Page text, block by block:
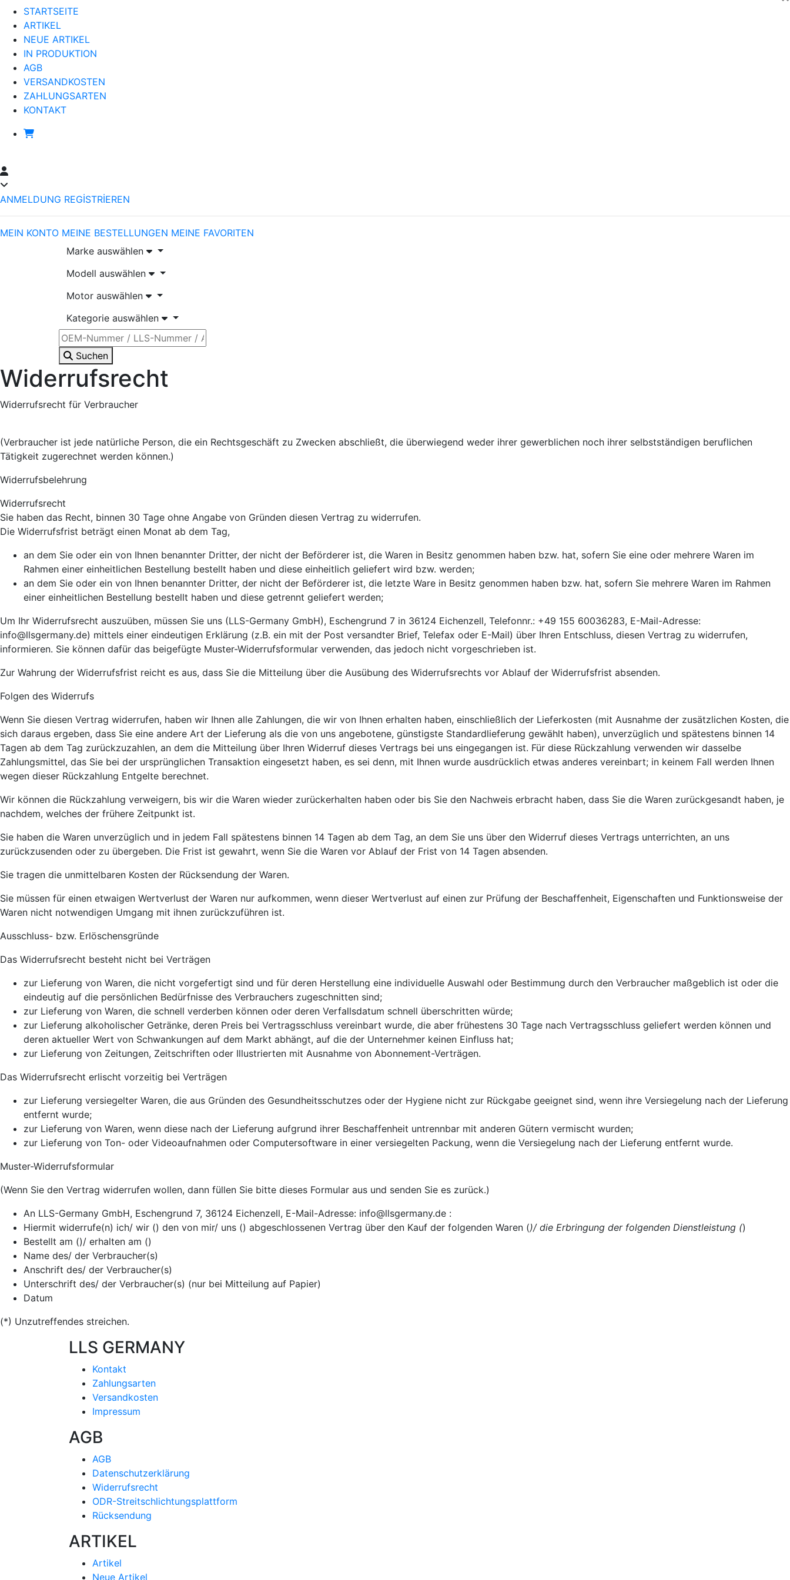
STARTSEITE
ARTIKEL
NEUE ARTIKEL
IN PRODUKTION
AGB
VERSANDKOSTEN
ZAHLUNGSARTEN
KONTAKT
ANMELDUNG REGİSTRİEREN
MEIN KONTO MEINE BESTELLUNGEN MEINE FAVORITEN
Marke auswählen
Modell auswählen
Motor auswählen
Kategorie auswählen
Suchen
Widerrufsrecht
Widerrufsrecht für Verbraucher
(Verbraucher ist jede natürliche Person, die ein Rechtsgeschäft zu Zwecken abschließt, die überwiegend weder ihrer gewerblichen noch ihrer selbstständigen beruflichen
Tätigkeit zugerechnet werden können.)
Widerrufsbelehrung
Widerrufsrecht
Sie haben das Recht, binnen 30 Tage ohne Angabe von Gründen diesen Vertrag zu widerrufen.
Die Widerrufsfrist beträgt einen Monat ab dem Tag,
an dem Sie oder ein von Ihnen benannter Dritter, der nicht der Beförderer ist, die Waren in Besitz genommen haben bzw. hat, sofern Sie eine oder mehrere Waren im
Rahmen einer einheitlichen Bestellung bestellt haben und diese einheitlich geliefert wird bzw. werden;
an dem Sie oder ein von Ihnen benannter Dritter, der nicht der Beförderer ist, die letzte Ware in Besitz genommen haben bzw. hat, sofern Sie mehrere Waren im Rahmen
einer einheitlichen Bestellung bestellt haben und diese getrennt geliefert werden;
Um Ihr Widerrufsrecht auszuüben, müssen Sie uns (LLS-Germany GmbH), Eschengrund 7 in 36124 Eichenzell, Telefonnr.: +49 155 60036283, E-Mail-Adresse:
info@llsgermany.de) mittels einer eindeutigen Erklärung (z.B. ein mit der Post versandter Brief, Telefax oder E-Mail) über Ihren Entschluss, diesen Vertrag zu widerrufen,
informieren. Sie können dafür das beigefügte Muster-Widerrufsformular verwenden, das jedoch nicht vorgeschrieben ist.
Zur Wahrung der Widerrufsfrist reicht es aus, dass Sie die Mitteilung über die Ausübung des Widerrufsrechts vor Ablauf der Widerrufsfrist absenden.
Folgen des Widerrufs
Wenn Sie diesen Vertrag widerrufen, haben wir Ihnen alle Zahlungen, die wir von Ihnen erhalten haben, einschließlich der Lieferkosten (mit Ausnahme der zusätzlichen Kosten, die
sich daraus ergeben, dass Sie eine andere Art der Lieferung als die von uns angebotene, günstigste Standardlieferung gewählt haben), unverzüglich und spätestens binnen 14
Tagen ab dem Tag zurückzuzahlen, an dem die Mitteilung über Ihren Widerruf dieses Vertrags bei uns eingegangen ist. Für diese Rückzahlung verwenden wir dasselbe
Zahlungsmittel, das Sie bei der ursprünglichen Transaktion eingesetzt haben, es sei denn, mit Ihnen wurde ausdrücklich etwas anderes vereinbart; in keinem Fall werden Ihnen
wegen dieser Rückzahlung Entgelte berechnet.
Wir können die Rückzahlung verweigern, bis wir die Waren wieder zurückerhalten haben oder bis Sie den Nachweis erbracht haben, dass Sie die Waren zurückgesandt haben, je
nachdem, welches der frühere Zeitpunkt ist.
Sie haben die Waren unverzüglich und in jedem Fall spätestens binnen 14 Tagen ab dem Tag, an dem Sie uns über den Widerruf dieses Vertrags unterrichten, an uns
zurückzusenden oder zu übergeben. Die Frist ist gewahrt, wenn Sie die Waren vor Ablauf der Frist von 14 Tagen absenden.
Sie tragen die unmittelbaren Kosten der Rücksendung der Waren.
Sie müssen für einen etwaigen Wertverlust der Waren nur aufkommen, wenn dieser Wertverlust auf einen zur Prüfung der Beschaffenheit, Eigenschaften und Funktionsweise der
Waren nicht notwendigen Umgang mit ihnen zurückzuführen ist.
Ausschluss- bzw. Erlöschensgründe
Das Widerrufsrecht besteht nicht bei Verträgen
zur Lieferung von Waren, die nicht vorgefertigt sind und für deren Herstellung eine individuelle Auswahl oder Bestimmung durch den Verbraucher maßgeblich ist oder die
eindeutig auf die persönlichen Bedürfnisse des Verbrauchers zugeschnitten sind;
zur Lieferung von Waren, die schnell verderben können oder deren Verfallsdatum schnell überschritten würde;
zur Lieferung alkoholischer Getränke, deren Preis bei Vertragsschluss vereinbart wurde, die aber frühestens 30 Tage nach Vertragsschluss geliefert werden können und
deren aktueller Wert von Schwankungen auf dem Markt abhängt, auf die der Unternehmer keinen Einfluss hat;
zur Lieferung von Zeitungen, Zeitschriften oder Illustrierten mit Ausnahme von Abonnement-Verträgen.
Das Widerrufsrecht erlischt vorzeitig bei Verträgen
zur Lieferung versiegelter Waren, die aus Gründen des Gesundheitsschutzes oder der Hygiene nicht zur Rückgabe geeignet sind, wenn ihre Versiegelung nach der Lieferung
entfernt wurde;
zur Lieferung von Waren, wenn diese nach der Lieferung aufgrund ihrer Beschaffenheit untrennbar mit anderen Gütern vermischt wurden;
zur Lieferung von Ton- oder Videoaufnahmen oder Computersoftware in einer versiegelten Packung, wenn die Versiegelung nach der Lieferung entfernt wurde.
Muster-Widerrufsformular
(Wenn Sie den Vertrag widerrufen wollen, dann füllen Sie bitte dieses Formular aus und senden Sie es zurück.)
An LLS-Germany GmbH, Eschengrund 7, 36124 Eichenzell, E-Mail-Adresse: info@llsgermany.de :
Hiermit widerrufe(n) ich/ wir () den von mir/ uns () abgeschlossenen Vertrag über den Kauf der folgenden Waren ()/ die Erbringung der folgenden Dienstleistung ()
Bestellt am ()/ erhalten am ()
Name des/ der Verbraucher(s)
Anschrift des/ der Verbraucher(s)
Unterschrift des/ der Verbraucher(s) (nur bei Mitteilung auf Papier)
Datum
(*) Unzutreffendes streichen.
LLS GERMANY
Kontakt
Zahlungsarten
Versandkosten
Impressum
AGB
AGB
Datenschutzerklärung
Widerrufsrecht
ODR-Streitschlichtungsplattform
Rücksendung
ARTIKEL
Artikel
Neue Artikel